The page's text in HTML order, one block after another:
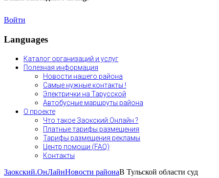
Войти
Languages
Каталог организаций и услуг
Полезная информация
Новости нашего района
Самые нужные контакты !
Электрички на Тарусской
Автобусные маршруты района
О проекте
Что такое Заокский.Онлайн ?
Платные тарифы размещения
Тарифы размещения рекламы
Центр помощи (FAQ)
Контакты
Заокский.ОнЛайнНовости районаВ Тульской области суд